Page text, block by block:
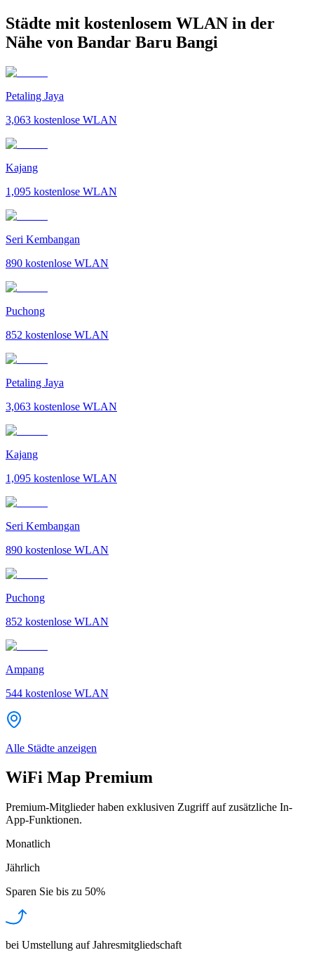
Städte mit kostenlosem WLAN in der
Nähe von Bandar Baru Bangi
Petaling Jaya
3,063 kostenlose WLAN
Kajang
1,095 kostenlose WLAN
Seri Kembangan
890 kostenlose WLAN
Puchong
852 kostenlose WLAN
Petaling Jaya
3,063 kostenlose WLAN
Kajang
1,095 kostenlose WLAN
Seri Kembangan
890 kostenlose WLAN
Puchong
852 kostenlose WLAN
Ampang
544 kostenlose WLAN
Alle Städte anzeigen
WiFi Map Premium
Premium-Mitglieder haben exklusiven Zugriff auf zusätzliche In-
App-Funktionen.
Monatlich
Jährlich
Sparen Sie bis zu 50%
bei Umstellung auf Jahresmitgliedschaft